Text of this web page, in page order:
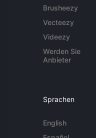
Brusheezy
Vecteezy
Videezy
Werden Sie
Anbieter
Sprachen
English